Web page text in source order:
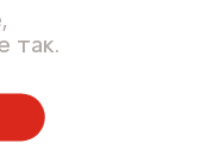
так.